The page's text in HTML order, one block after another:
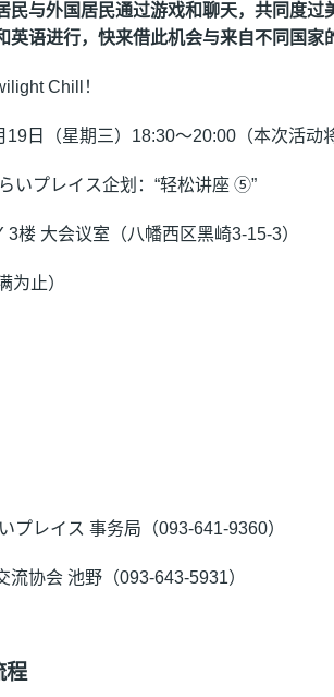
民与外国居民通过游戏和聊天，共同度过
英语进行，快来借此机会与来自不同国家
Chill！
19日（星期三）18:30～20:00（本次活动
いプレイス企划：“轻松讲座 ⑤”
3楼 大会议室（八幡西区黑崎3-15-3）
为止）
プレイス 事务局（093-641-9360）
流协会 池野（093-643-5931）
程